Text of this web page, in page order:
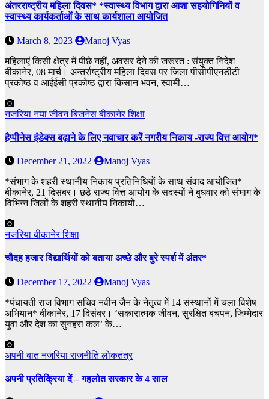
अंतरराष्ट्रीय महिला दिवस* *स्वास्थ्य विभाग द्वारा आशा सहयोगिनियों व
स्वास्थ्य कार्यकर्ताओं के साथ कार्यशाला आयोजित
March 8, 2023
Manoj Vyas
महिलाएं किसी क्षेत्र में पीछे नहीं, अवसर देने की जरूरत : संयुक्त निदेश
बीकानेर, 08 मार्च। अन्तर्राष्ट्रीय महिला दिवस पर जिला पीसीपीएनडीटी
प्रकोष्ठ व आईंईसी प्रकोष्ठ द्वारा किसान भवन, स्वामी…
नजरियानया जीवनबिजनेसबीकानेरशिक्षा
हैप्पीनेस इंडेक्स बढ़ाने के लिए नवाचार करें नगरीय निकाय -राज्य वित्त आयोग*
December 21, 2022
Manoj Vyas
*संभाग के शहरी स्थानीय निकाय प्रतिनिधियों के साथ संवाद आयोजित*
बीकानेर, 21 दिसंबर। छठे राज्य वित्त आयोग के सदस्यों ने बुधवार को संभाग के
विभिन्न जिलों के शहरी स्थानीय निकायों…
नजरियाबीकानेरशिक्षा
चौदह हजार विद्यार्थियों को बताया अच्छे और बुरे स्पर्श में अंतर*
December 17, 2022
Manoj Vyas
*पंचायती राज विभाग सचिव नवीन जैन के नेतृत्व में 14 संस्थानों में चला विशेष
अभियान* बीकानेर, 17 दिसंबर। ‘सकारात्मक जीवन, सुरक्षित बचपन, जिम्मेदार
युवा और देश का सुनहरा कल’ के…
अपनी बातनजरियाराजनीतिलोकतंत्र
अपनी प्रतिक्रिया दें – गहलोत सरकार के 4 साल